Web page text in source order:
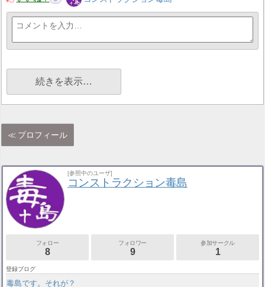
続きを表示…
プロフィール
[参照中のユーザ]
コンストラクション毒島
フォロー
8
フォロワー
9
参加サークル
1
登録ブログ
毒島です。それが？